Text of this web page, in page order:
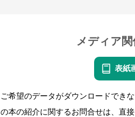
メディア
表紙
ご希望のデータがダウンロードでき
の本の紹介に関するお問合せは、直